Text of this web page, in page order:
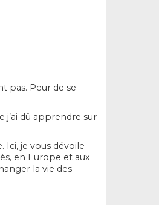
pas. Peur de se
j’ai dû apprendre sur
Ici, je vous dévoile
en Europe et aux
la vie des